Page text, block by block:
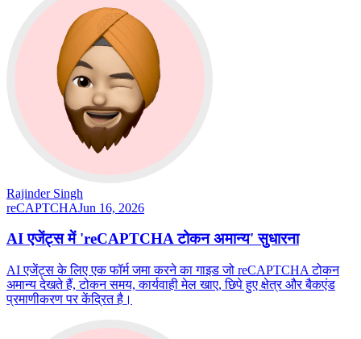
Rajinder Singh
reCAPTCHAJun 16, 2026
AI एजेंट्स में 'reCAPTCHA टोकन अमान्य' सुधारना
AI एजेंट्स के लिए एक फॉर्म जमा करने का गाइड जो reCAPTCHA टोकन
अमान्य देखते हैं, टोकन समय, कार्यवाही मेल खाए, छिपे हुए क्षेत्र और बैकएंड
प्रमाणीकरण पर केंद्रित है।